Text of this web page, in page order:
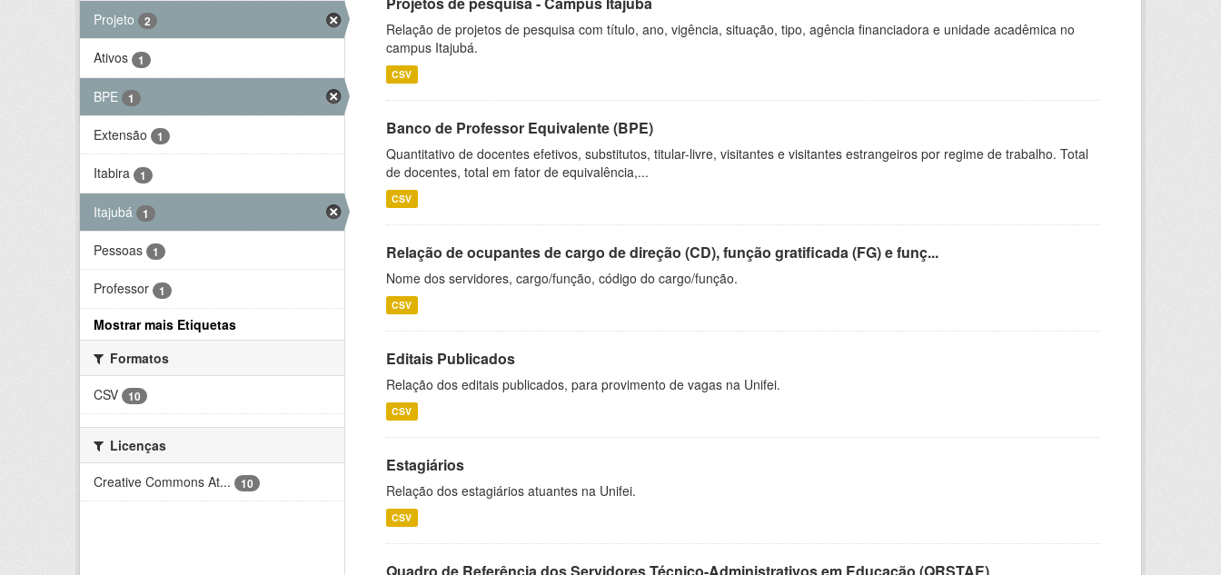
Projeto 2
Ativos 1
BPE 1
Extensão 1
Itabira 1
Itajubá 1
Pessoas 1
Professor 1
Mostrar mais Etiquetas
Formatos
CSV
10
Licenças
Creative Commons At...
10
Relação de projetos de pesquisa com título, ano, vigência, situação, tipo, agência financiadora e unidade acadêmica no
campus Itajubá.
CSV
Banco de Professor Equivalente (BPE)
Quantitativo de docentes efetivos, substitutos, titular-livre, visitantes e visitantes estrangeiros por regime de trabalho. Total
de docentes, total em fator de equivalência,...
CSV
Relação de ocupantes de cargo de direção (CD), função gratificada (FG) e funç...
Nome dos servidores, cargo/função, código do cargo/função.
CSV
Editais Publicados
Relação dos editais publicados, para provimento de vagas na Unifei.
CSV
Estagiários
Relação dos estagiários atuantes na Unifei.
CSV